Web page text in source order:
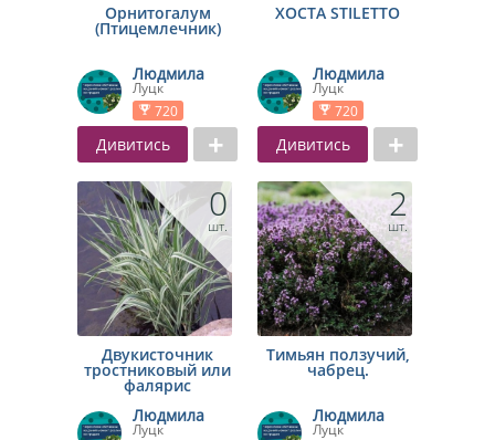
Орнитогалум
(Птицемлечник)
Людмила
Луцк
720
Дивитись
ХОСТА STILETTO
Людмила
Луцк
720
Дивитись
0
шт.
Двукисточник
тростниковый или
фалярис
Людмила
Луцк
2
шт.
Тимьян ползучий,
чабрец.
Людмила
Луцк